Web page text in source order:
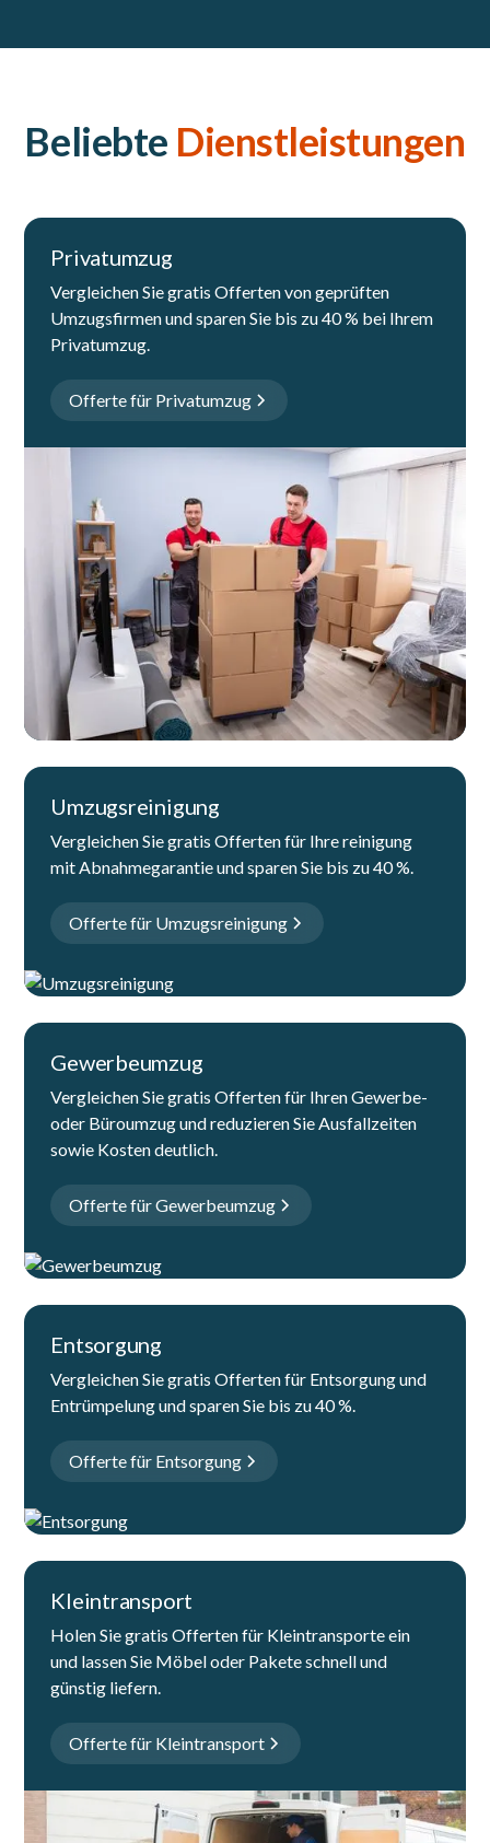
Beliebte Dienstleistungen
Privatumzug
Vergleichen Sie gratis Offerten von geprüften
Umzugsfirmen und sparen Sie bis zu 40 % bei Ihrem
Privatumzug.
Offerte für Privatumzug
Umzugsreinigung
Vergleichen Sie gratis Offerten für Ihre reinigung
mit Abnahmegarantie und sparen Sie bis zu 40 %.
Offerte für Umzugsreinigung
Gewerbeumzug
Vergleichen Sie gratis Offerten für Ihren Gewerbe-
oder Büroumzug und reduzieren Sie Ausfallzeiten
sowie Kosten deutlich.
Offerte für Gewerbeumzug
Entsorgung
Vergleichen Sie gratis Offerten für Entsorgung und
Entrümpelung und sparen Sie bis zu 40 %.
Offerte für Entsorgung
Kleintransport
Holen Sie gratis Offerten für Kleintransporte ein
und lassen Sie Möbel oder Pakete schnell und
günstig liefern.
Offerte für Kleintransport